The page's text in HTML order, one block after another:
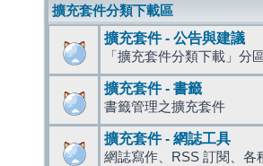
擴充套件分類下載區
擴充套件 - 公告與建議
「擴充套件分類下載」分
擴充套件 - 書籤
書籤管理之擴充套件
擴充套件 - 網誌工具
網誌寫作、RSS 訂閱、各